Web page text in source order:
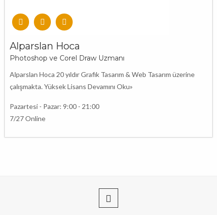
Alparslan Hoca
Photoshop ve Corel Draw Uzmanı
Alparslan Hoca 20 yıldır Grafik Tasarım & Web Tasarım üzerine
çalışmakta. Yüksek Lisans Devamını Oku»
Pazartesi - Pazar: 9:00 - 21:00
7/27 Online